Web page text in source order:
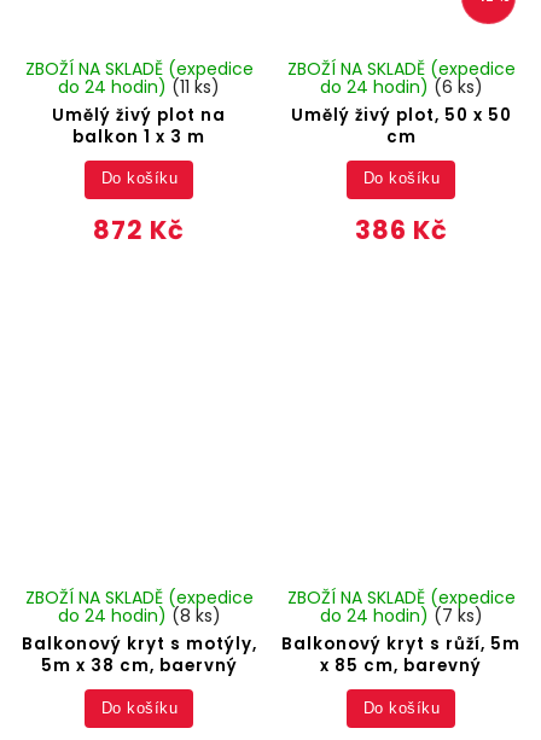
Umělý živý plot na
balkon 1 x 3 m
ZBOŽÍ NA SKLADĚ (expedice
do 24 hodin) (11 ks)
872 Kč
Do košíku
Umělý živý plot, 50 x 50
cm
ZBOŽÍ NA SKLADĚ (expedice
do 24 hodin) (6 ks)
386 Kč
Do košíku
Balkonový kryt s motýly,
5m x 38 cm, baervný
ZBOŽÍ NA SKLADĚ (expedice
do 24 hodin) (8 ks)
Do košíku
Balkonový kryt s růží, 5m
x 85 cm, barevný
ZBOŽÍ NA SKLADĚ (expedice
do 24 hodin) (7 ks)
Do košíku